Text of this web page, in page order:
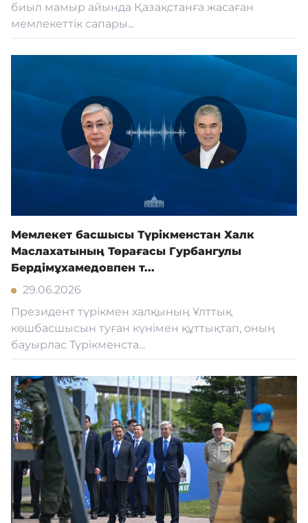
биыл мамыр айында Қазақстанға жасаған
мемлекеттік сапары...
Мемлекет басшысы Түрікменстан Халк
Маслахатының Төрағасы Гурбангулы
Бердімұхамедовпен т...
29.06.2026
Президент түрікмен халқының Ұлттық
көшбасшысын туған күнімен құттықтап, оның
бауырлас Түрікменста...